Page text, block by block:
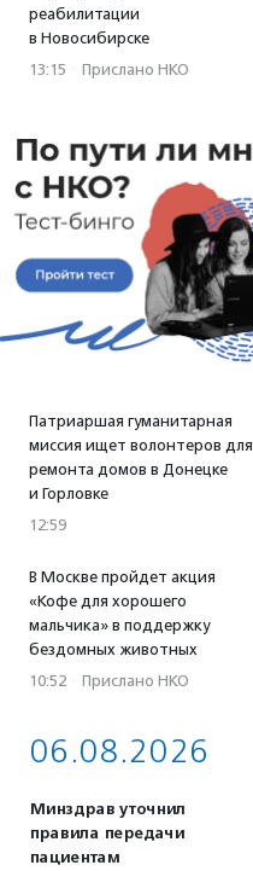
реабилитации
в Новосибирске
13:15 · Прислано НКО
Патриаршая гуманитарная
миссия ищет волонтеров для
ремонта домов в Донецке
и Горловке
12:59
В Москве пройдет акция
«Кофе для хорошего
мальчика» в поддержку
бездомных животных
10:52 · Прислано НКО
06.08.2026
Минздрав уточнил
правила передачи
пациентам